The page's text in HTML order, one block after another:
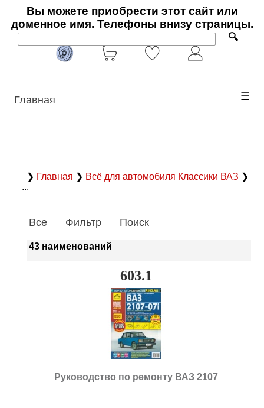
Вы можете приобрести этот сайт или
доменное имя. Телефоны внизу страницы.
🔍
Главная ☰
❯ Главная ❯ Всё для автомобиля Классики ВАЗ ❯
...
Все Фильтр Поиск
43 наименований
603.1
Руководство по ремонту ВАЗ 2107